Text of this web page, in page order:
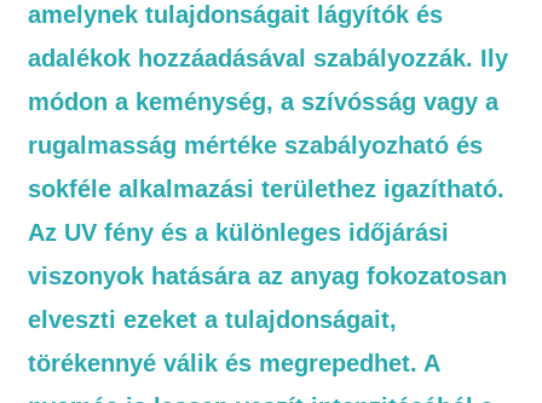
amelynek tulajdonságait lágyítók és
adalékok hozzáadásával szabályozzák. Ily
módon a keménység, a szívósság vagy a
rugalmasság mértéke szabályozható és
sokféle alkalmazási területhez igazítható.
Az UV fény és a különleges időjárási
viszonyok hatására az anyag fokozatosan
elveszti ezeket a tulajdonságait,
törékennyé válik és megrepedhet. A